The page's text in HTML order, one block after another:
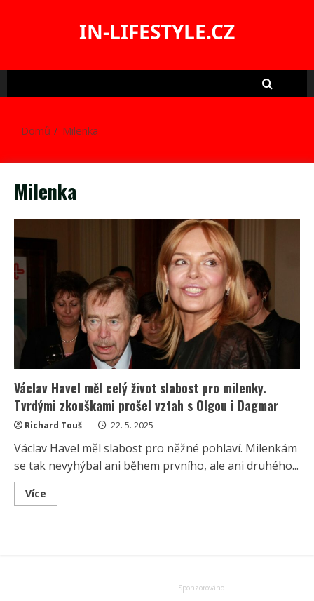
IN-LIFESTYLE.CZ
Domů Milenka
Milenka
Václav Havel měl celý život slabost pro milenky.
Tvrdými zkouškami prošel vztah s Olgou i Dagmar
Richard Touš 22. 5. 2025
Václav Havel měl slabost pro něžné pohlaví. Milenkám
se tak nevyhýbal ani během prvního, ale ani druhého...
Více
more